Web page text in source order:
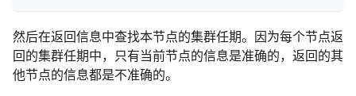
然后在返回信息中查找本节点的集群任期。因为每个节点返
回的集群任期中，只有当前节点的信息是准确的，返回的其
他节点的信息都是不准确的。